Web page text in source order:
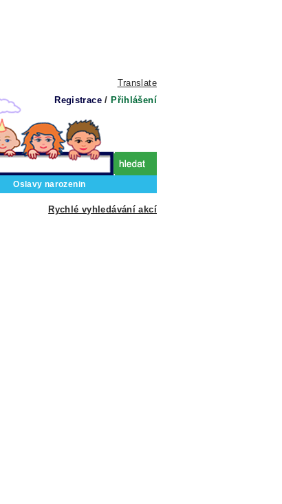
Translate
Registrace / Přihlášení
Oslavy narozenin
Rychlé vyhledávání akcí